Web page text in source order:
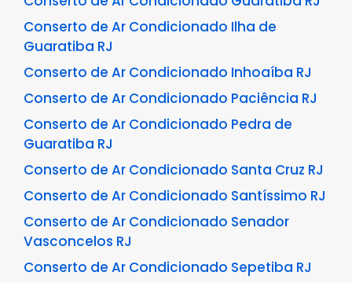
Conserto de Ar Condicionado Ilha de
Guaratiba RJ
Conserto de Ar Condicionado Inhoaíba RJ
Conserto de Ar Condicionado Paciência RJ
Conserto de Ar Condicionado Pedra de
Guaratiba RJ
Conserto de Ar Condicionado Santa Cruz RJ
Conserto de Ar Condicionado Santíssimo RJ
Conserto de Ar Condicionado Senador
Vasconcelos RJ
Conserto de Ar Condicionado Sepetiba RJ